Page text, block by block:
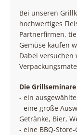
Bei unseren
hochwertiges
Partnerfirmen,
Gemüse kaufen
Dabei
Die
- ein
- eine große
Getränke, Bier,
- eine BBQ-